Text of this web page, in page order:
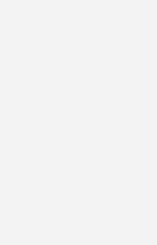
V und 1,1 kg schwer) besitzt
2-Gang-Getriebe lässt sich
Glaston wurde mit dem Ziel